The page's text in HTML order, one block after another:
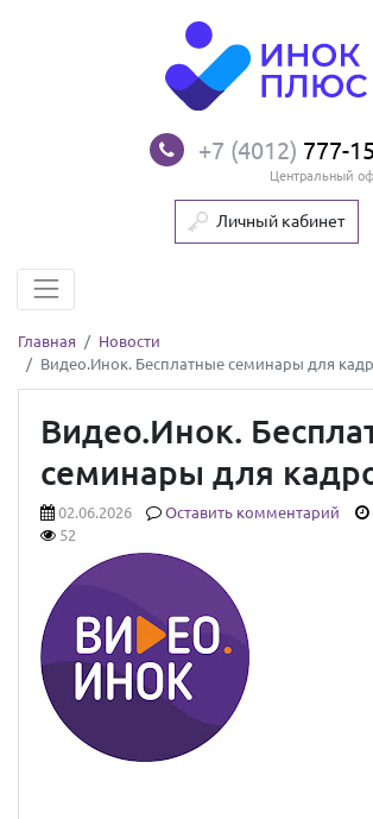
+7 (4012) 777-
Центральный
Личный кабинет
Главная
Новости
Видео.Инок. Бесплатные семинары для
Видео.Инок.
семинары для
02.06.2026 Оставить комментарий
52